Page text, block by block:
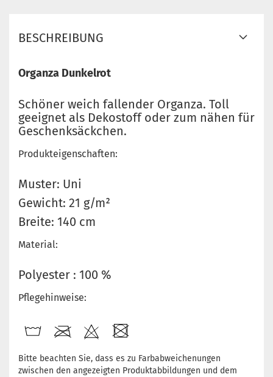
BESCHREIBUNG
Organza Dunkelrot
Schöner weich fallender Organza. Toll
geeignet als Dekostoff oder zum nähen für
Geschenksäckchen.
Produkteigenschaften:
Muster: Uni
Gewicht: 21 g/m²
Breite: 140 cm
Material:
Polyester : 100 %
Pflegehinweise:
Bitte beachten Sie, dass es zu Farbabweichenungen
zwischen den angezeigten Produktabbildungen und dem